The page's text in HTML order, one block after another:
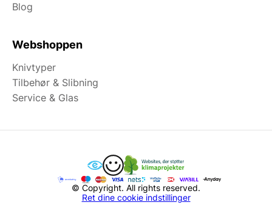
Blog
Webshoppen
Knivtyper
Tilbehør & Slibning
Service & Glas
© Copyright. All rights reserved.
Ret dine cookie indstillinger